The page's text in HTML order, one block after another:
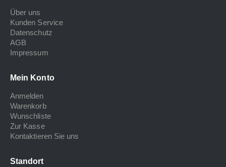
Über uns
Kunden Service
Datenschutz
AGB
Impressum
Mein Konto
Anmelden
Warenkorb
Wunschliste
Zur Kasse
Kontaktieren Sie uns
Standort